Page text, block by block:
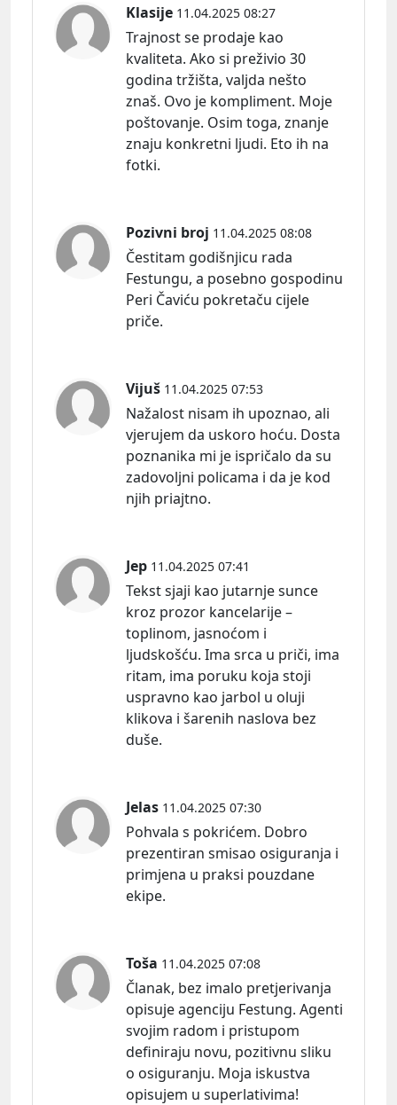
Klasije 11.04.2025 08:27
Trajnost se prodaje kao
kvaliteta. Ako si preživio 30
godina tržišta, valjda nešto
znaš. Ovo je kompliment. Moje
poštovanje. Osim toga, znanje
znaju konkretni ljudi. Eto ih na
fotki.
Pozivni broj 11.04.2025 08:08
Čestitam godišnjicu rada
Festungu, a posebno gospodinu
Peri Čaviću pokretaču cijele
priče.
Vijuš 11.04.2025 07:53
Nažalost nisam ih upoznao, ali
vjerujem da uskoro hoću. Dosta
poznanika mi je ispričalo da su
zadovoljni policama i da je kod
njih priajtno.
Jep 11.04.2025 07:41
Tekst sjaji kao jutarnje sunce
kroz prozor kancelarije –
toplinom, jasnoćom i
ljudskošću. Ima srca u priči, ima
ritam, ima poruku koja stoji
uspravno kao jarbol u oluji
klikova i šarenih naslova bez
duše.
Jelas 11.04.2025 07:30
Pohvala s pokrićem. Dobro
prezentiran smisao osiguranja i
primjena u praksi pouzdane
ekipe.
Toša 11.04.2025 07:08
Članak, bez imalo pretjerivanja
opisuje agenciju Festung. Agenti
svojim radom i pristupom
definiraju novu, pozitivnu sliku
o osiguranju. Moja iskustva
opisujem u superlativima!